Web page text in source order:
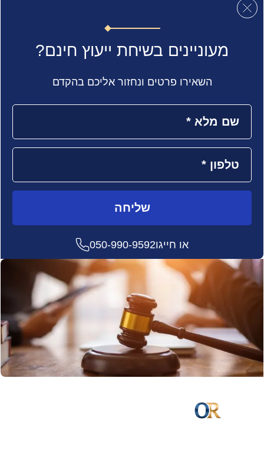
מעוניינים בשיחת ייעוץ חינם?
השאירו פרטים ונחזור אליכם בהקדם
שליחה
או חייגו050-990-9592